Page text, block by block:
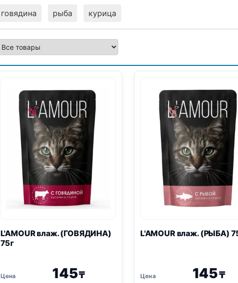
говядина рыба курица
L'AMOUR влаж. (ГОВЯДИНА)
75г
145₸
L'AMOUR влаж. (РЫБА)
145₸